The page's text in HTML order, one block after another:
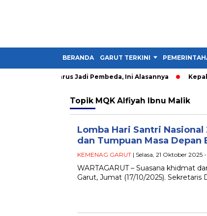
BERANDA GARUT TERKINI
Kader IMM Harus Jadi Pembeda, Ini Alasannya Kepala
Topik MQK Alfiyah Ibnu Malik
Lomba Hari Santri
dan Tumpuan Masa Depan
KEMENAG GARUT | Selasa, 21 Oktober 2025
WARTAGARUT – Suasana khidmat
Garut, Jumat (17/10/2025). Sekretaris